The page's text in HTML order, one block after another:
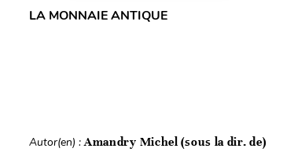
LA MONNAIE ANTIQUE
Autor(en) :Amandry Michel (sous la dir. de)